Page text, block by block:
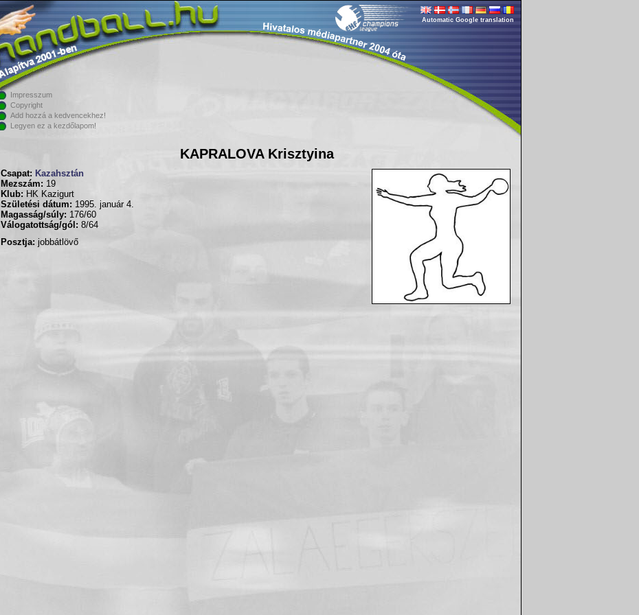
Automatic Google translation
Impresszum
Copyright
Add hozzá a kedvencekhez!
Legyen ez a kezdőlapom!
KAPRALOVA Krisztyina
Csapat: Kazahsztán
Mezszám: 19
Klub: HK Kazigurt
Születési dátum: 1995. január 4.
Magasság/súly: 176/60
Válogatottság/gól: 8/64
Posztja: jobbátlövő